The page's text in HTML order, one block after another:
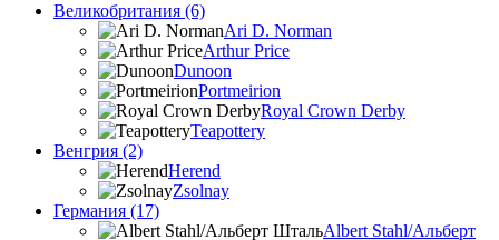
Великобритания (6)
Ari D. Norman
Arthur Price
Dunoon
Portmeirion
Royal Crown Derby
Teapottery
Венгрия (2)
Herend
Zsolnay
Германия (17)
Albert Stahl/Альбеpт